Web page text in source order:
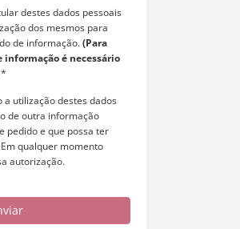
destes dados pessoais
dos mesmos para
de informação.(Para
é necessário
*
a utilização destes dados
de outra informação
pedido e que possa ter
qualquer momento
autorização.